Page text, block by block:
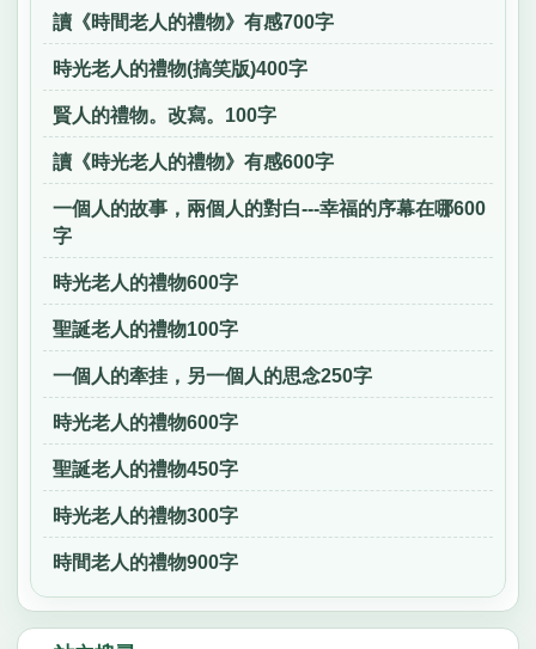
讀《時間老人的禮物》有感700字
時光老人的禮物(搞笑版)400字
賢人的禮物。改寫。100字
讀《時光老人的禮物》有感600字
一個人的故事，兩個人的對白---幸福的序幕在哪600
字
時光老人的禮物600字
聖誕老人的禮物100字
一個人的牽挂，另一個人的思念250字
時光老人的禮物600字
聖誕老人的禮物450字
時光老人的禮物300字
時間老人的禮物900字